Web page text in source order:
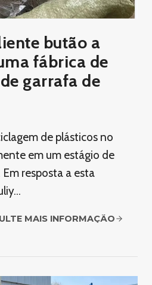
butão a
fábrica de
garrafa de
de plásticos no
em um estágio de
resposta a esta
MAIS INFORMAÇÃO